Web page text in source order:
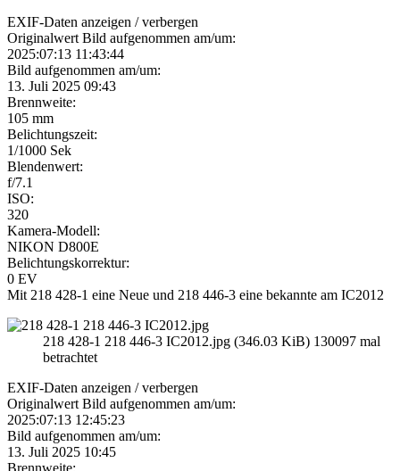
EXIF-Daten anzeigen / verbergen
Originalwert Bild aufgenommen am/um:
2025:07:13 11:43:44
Bild aufgenommen am/um:
13. Juli 2025 09:43
Brennweite:
105 mm
Belichtungszeit:
1/1000 Sek
Blendenwert:
f/7.1
ISO:
320
Kamera-Modell:
NIKON D800E
Belichtungskorrektur:
0 EV
Mit 218 428-1 eine Neue und 218 446-3 eine bekannte am IC2012
218 428-1 218 446-3 IC2012.jpg (346.03 KiB) 130097 mal
betrachtet
EXIF-Daten anzeigen / verbergen
Originalwert Bild aufgenommen am/um:
2025:07:13 12:45:23
Bild aufgenommen am/um:
13. Juli 2025 10:45
Brennweite: